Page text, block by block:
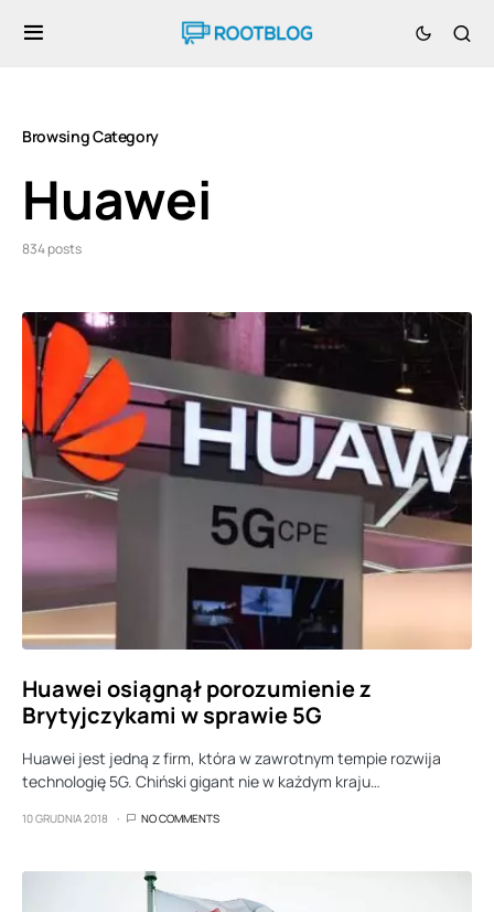
Browsing Category
Huawei
834 posts
Huawei osiągnął porozumienie z
Brytyjczykami w sprawie 5G
Huawei jest jedną z firm, która w zawrotnym tempie rozwija
technologię 5G. Chiński gigant nie w każdym kraju…
10 GRUDNIA 2018 NO COMMENTS